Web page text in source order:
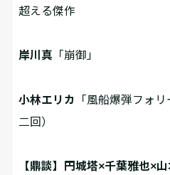
超える傑作
岸川真 「崩御」
小林エリカ
「風船爆弾フォ
二回）
【鼎談】円城塔×千葉雅也×